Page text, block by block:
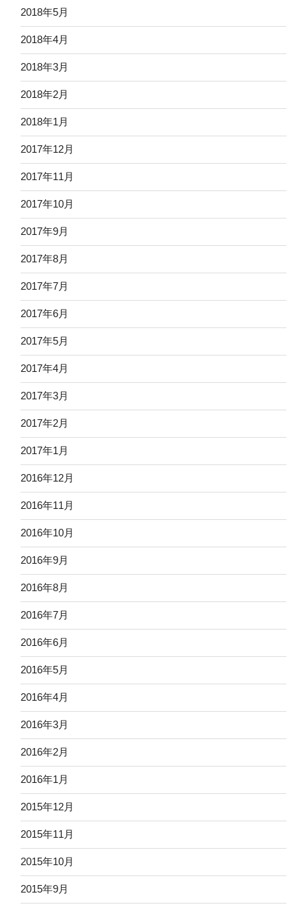
2018年5月
2018年4月
2018年3月
2018年2月
2018年1月
2017年12月
2017年11月
2017年10月
2017年9月
2017年8月
2017年7月
2017年6月
2017年5月
2017年4月
2017年3月
2017年2月
2017年1月
2016年12月
2016年11月
2016年10月
2016年9月
2016年8月
2016年7月
2016年6月
2016年5月
2016年4月
2016年3月
2016年2月
2016年1月
2015年12月
2015年11月
2015年10月
2015年9月